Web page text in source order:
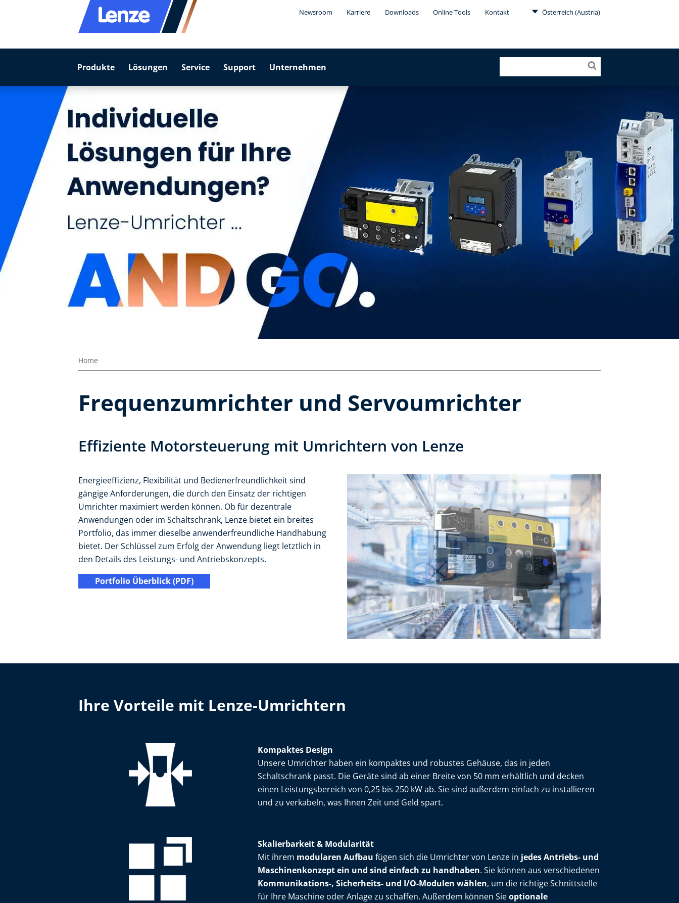
Newsroom Karriere Downloads Online Tools Kontakt Österreich (Austria)
Produkte Lösungen Service Support Unternehmen
Home
Frequenzumrichter und Servoumrichter
Effiziente Motorsteuerung mit Umrichtern von Lenze
Energieeffizienz, Flexibilität und Bedienerfreundlichkeit sind
gängige Anforderungen, die durch den Einsatz der richtigen
Umrichter maximiert werden können. Ob für dezentrale
Anwendungen oder im Schaltschrank, Lenze bietet ein breites
Portfolio, das immer dieselbe anwenderfreundliche Handhabung
bietet. Der Schlüssel zum Erfolg der Anwendung liegt letztlich in
den Details des Leistungs- und Antriebskonzepts.
Portfolio Überblick (PDF)
Ihre Vorteile mit Lenze-Umrichtern
Kompaktes Design
Unsere Umrichter haben ein kompaktes und robustes Gehäuse, das in jeden
Schaltschrank passt. Die Geräte sind ab einer Breite von 50 mm erhältlich und decken
einen Leistungsbereich von 0,25 bis 250 kW ab. Sie sind außerdem einfach zu installieren
und zu verkabeln, was Ihnen Zeit und Geld spart.
Skalierbarkeit & Modularität
Mit ihrem modularen Aufbau fügen sich die Umrichter von Lenze in jedes Antriebs- und
Maschinenkonzept ein und sind einfach zu handhaben. Sie können aus verschiedenen
Kommunikations-, Sicherheits- und I/O-Modulen wählen, um die richtige Schnittstelle
für Ihre Maschine oder Anlage zu schaffen. Außerdem können Sieoptionale